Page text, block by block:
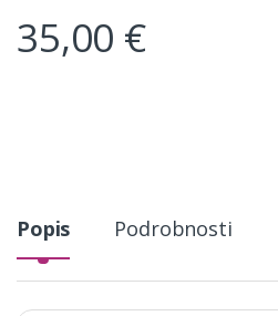
35,00 €
Popis Podrobnosti